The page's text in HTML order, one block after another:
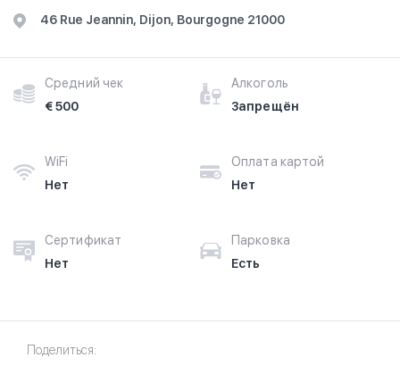
46 Rue Jeannin, Dijon, Bourgogne 21000
Средний чек
€ 500
Алкоголь
Запрещён
WiFi
Нет
Оплата картой
Нет
Сертификат
Нет
Парковка
Есть
Поделиться: